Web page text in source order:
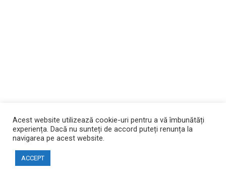
Acest website utilizează cookie-uri pentru a vă îmbunătăți
experiența. Dacă nu sunteți de accord puteți renunța la
navigarea pe acest website.
ACCEPT